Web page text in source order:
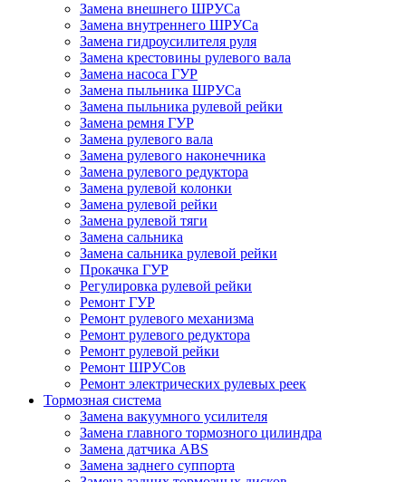
Замена внешнего ШРУСа
Замена внутреннего ШРУСа
Замена гидроусилителя руля
Замена крестовины рулевого вала
Замена насоса ГУР
Замена пыльника ШРУСа
Замена пыльника рулевой рейки
Замена ремня ГУР
Замена рулевого вала
Замена рулевого наконечника
Замена рулевого редуктора
Замена рулевой колонки
Замена рулевой рейки
Замена рулевой тяги
Замена сальника
Замена сальника рулевой рейки
Прокачка ГУР
Регулировка рулевой рейки
Ремонт ГУР
Ремонт рулевого механизма
Ремонт рулевого редуктора
Ремонт рулевой рейки
Ремонт ШРУСов
Ремонт электрических рулевых реек
Тормозная система
Замена вакуумного усилителя
Замена главного тормозного цилиндра
Замена датчика ABS
Замена заднего суппорта